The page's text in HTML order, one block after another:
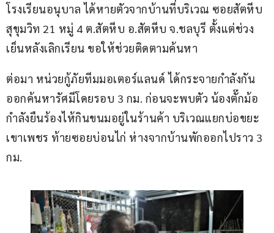
โรงเรียนอนุบาล ได้หายตัวจากบ้านที่บริเวณ ซอยสัตหีบ
สุขุมวิท 21 หมู่ 4 ต.สัตหีบ อ.สัตหีบ จ.ชลบุรี ตั้งแต่ช่วง
เย็นหลังเลิกเรียน ขอให้ช่วยติดตามค้นหา
ต่อมา หน่วยกู้ภัยทีมมอเตอร์แลนด์ ได้กระจายกำลังกัน
ออกค้นหารัศมีโดยรอบ 3 กม. ก่อนจะพบตัว น้องตั๊กม้อ
กำลังยืนร้องไห้กินขนมอยู่ในร้านค้า บริเวณแยกบ่อขยะ
เขาเพชร ท้ายซอยบ่อนไก่ ห่างจากบ้านพักออกไปราว 3
กม.